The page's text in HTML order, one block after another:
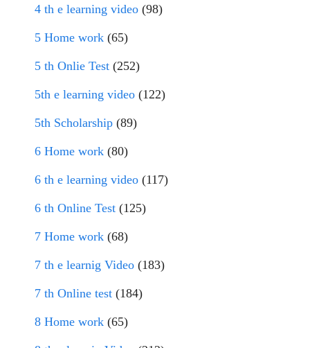
4 th e learning video (98)
5 Home work (65)
5 th Onlie Test (252)
5th e learning video (122)
5th Scholarship (89)
6 Home work (80)
6 th e learning video (117)
6 th Online Test (125)
7 Home work (68)
7 th e learnig Video (183)
7 th Online test (184)
8 Home work (65)